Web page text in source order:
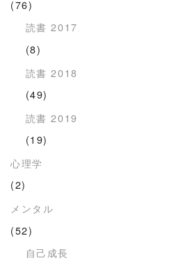
(76)
読書 2017
(8)
読書 2018
(49)
読書 2019
(19)
心理学
(2)
メンタル
(52)
自己成長